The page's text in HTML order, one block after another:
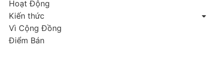
Hoạt Động
Kiến thức
Vì Cộng Đồng
Điểm Bán